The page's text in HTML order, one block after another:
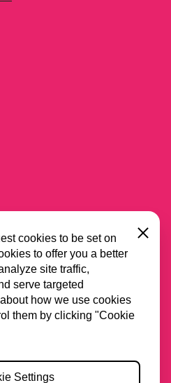
cookies to be set on
to offer you a better
site traffic,
serve targeted
how we use cookies
them by clicking "Cookie
Close
Settings